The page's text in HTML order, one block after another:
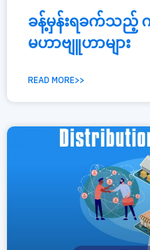
ခန့်မှန်းရခက်သည့်
မဟာဗျူဟာများ
READ MORE>>